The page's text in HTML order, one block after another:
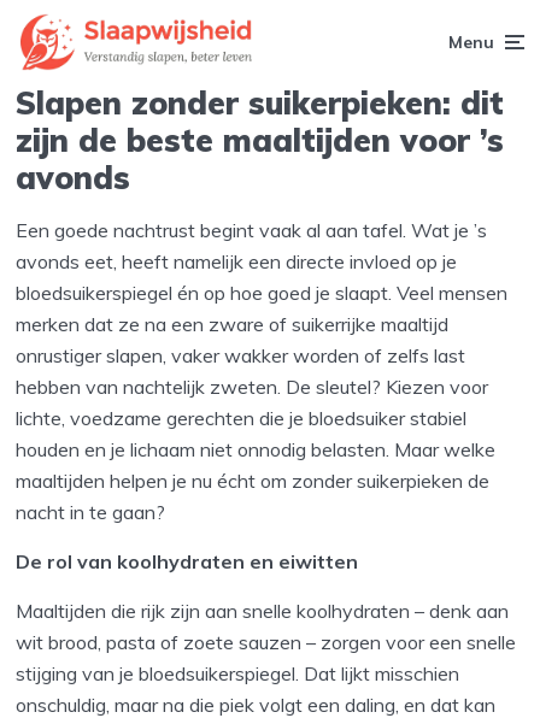
Menu
Slapen zonder suikerpieken: dit
zijn de beste maaltijden voor ’s
avonds
Een goede nachtrust begint vaak al aan tafel. Wat je ’s
avonds eet, heeft namelijk een directe invloed op je
bloedsuikerspiegel én op hoe goed je slaapt. Veel mensen
merken dat ze na een zware of suikerrijke maaltijd
onrustiger slapen, vaker wakker worden of zelfs last
hebben van nachtelijk zweten. De sleutel? Kiezen voor
lichte, voedzame gerechten die je bloedsuiker stabiel
houden en je lichaam niet onnodig belasten. Maar welke
maaltijden helpen je nu écht om zonder suikerpieken de
nacht in te gaan?
De rol van koolhydraten en eiwitten
Maaltijden die rijk zijn aan snelle koolhydraten – denk aan
wit brood, pasta of zoete sauzen – zorgen voor een snelle
stijging van je bloedsuikerspiegel. Dat lijkt misschien
onschuldig, maar na die piek volgt een daling, en dat kan